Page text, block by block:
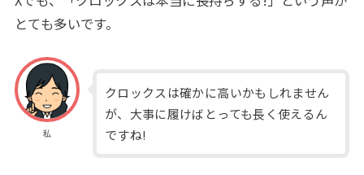
とても多いです。
私
クロックスは確かに高いかもしれません
が、大事に履けばとっても長く使えるん
ですね!